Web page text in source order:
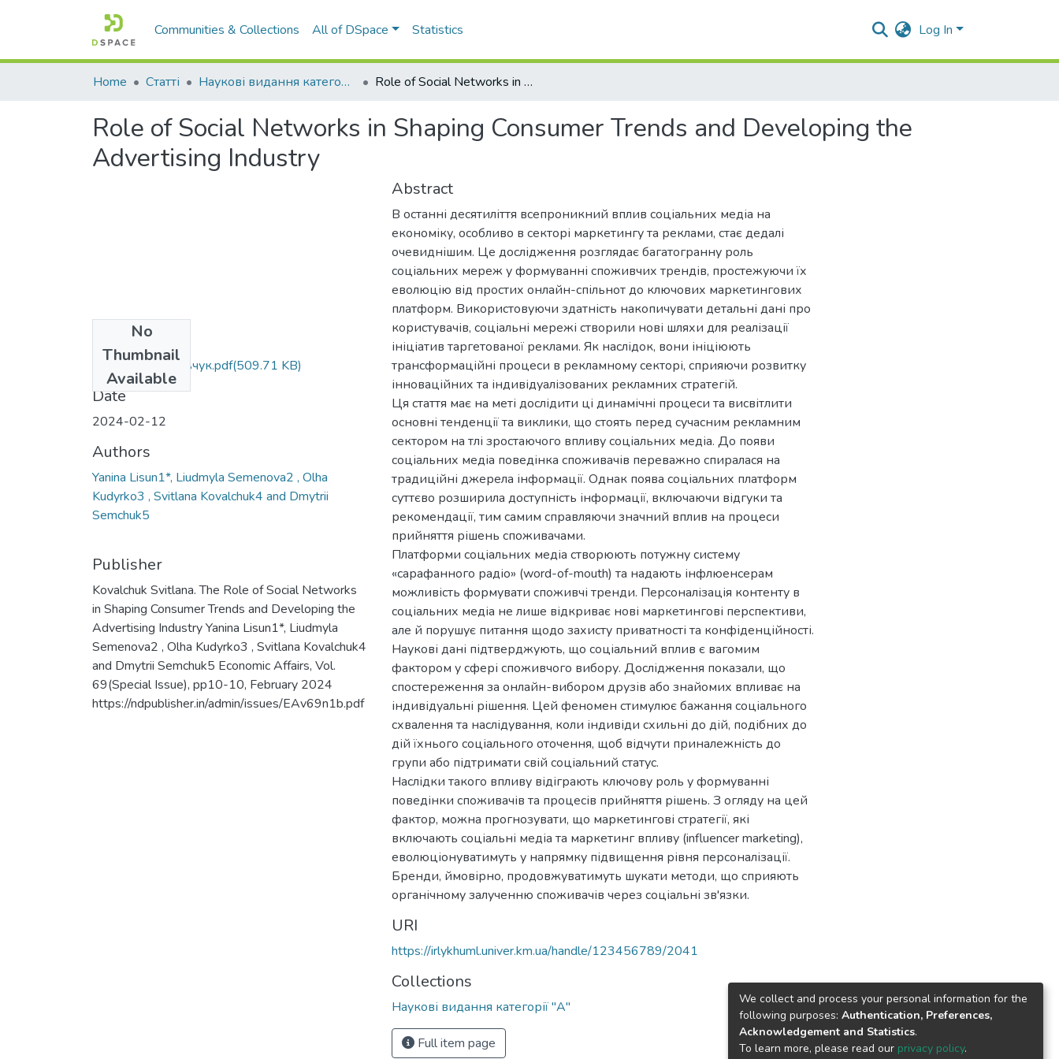
Communities & Collections All of DSpace Statistics Log In
Home Статті Наукові видання категорії "А" Role of Social Networks in Shaping Consumer Trends and Developing the Advertising Industry
Role of Social Networks in Shaping Consumer Trends and Developing the
Advertising Industry
No
Thumbnail
Available
Стаття_3_Ковальчук.pdf(509.71 KB)
Date
2024-02-12
Authors
Yanina Lisun1*, Liudmyla Semenova2 , Olha
Kudyrko3 , Svitlana Kovalchuk4 and Dmytrii
Semchuk5
Publisher
Kovalchuk Svitlana. The Role of Social Networks
in Shaping Consumer Trends and Developing the
Advertising Industry Yanina Lisun1*, Liudmyla
Semenova2 , Olha Kudyrko3 , Svitlana Kovalchuk4
and Dmytrii Semchuk5 Economic Affairs, Vol.
69(Special Issue), pp10-10, February 2024
https://ndpublisher.in/admin/issues/EAv69n1b.pdf
Abstract
В останні десятиліття всепроникний вплив соціальних медіа на
економіку, особливо в секторі маркетингу та реклами, стає дедалі
очевиднішим. Це дослідження розглядає багатогранну роль
соціальних мереж у формуванні споживчих трендів, простежуючи їх
еволюцію від простих онлайн-спільнот до ключових маркетингових
платформ. Використовуючи здатність накопичувати детальні дані про
користувачів, соціальні мережі створили нові шляхи для реалізації
ініціатив таргетованої реклами. Як наслідок, вони ініціюють
трансформаційні процеси в рекламному секторі, сприяючи розвитку
інноваційних та індивідуалізованих рекламних стратегій.
Ця стаття має на меті дослідити ці динамічні процеси та висвітлити
основні тенденції та виклики, що стоять перед сучасним рекламним
сектором на тлі зростаючого впливу соціальних медіа. До появи
соціальних медіа поведінка споживачів переважно спиралася на
традиційні джерела інформації. Однак поява соціальних платформ
суттєво розширила доступність інформації, включаючи відгуки та
рекомендації, тим самим справляючи значний вплив на процеси
прийняття рішень споживачами.
Платформи соціальних медіа створюють потужну систему
«сарафанного радіо» (word-of-mouth) та надають інфлюенсерам
можливість формувати споживчі тренди. Персоналізація контенту в
соціальних медіа не лише відкриває нові маркетингові перспективи,
але й порушує питання щодо захисту приватності та конфіденційності.
Наукові дані підтверджують, що соціальний вплив є вагомим
фактором у сфері споживчого вибору. Дослідження показали, що
спостереження за онлайн-вибором друзів або знайомих впливає на
індивідуальні рішення. Цей феномен стимулює бажання соціального
схвалення та наслідування, коли індивіди схильні до дій, подібних до
дій їхнього соціального оточення, щоб відчути приналежність до
групи або підтримати свій соціальний статус.
Наслідки такого впливу відіграють ключову роль у формуванні
поведінки споживачів та процесів прийняття рішень. З огляду на цей
фактор, можна прогнозувати, що маркетингові стратегії, які
включають соціальні медіа та маркетинг впливу (influencer marketing),
еволюціонуватимуть у напрямку підвищення рівня персоналізації.
Бренди, ймовірно, продовжуватимуть шукати методи, що сприяють
органічному залученню споживачів через соціальні зв'язки.
URI
https://irlykhuml.univer.km.ua/handle/123456789/2041
Collections
Наукові видання категорії "А"
Full item page
We collect and process your personal information for the
following purposes: Authentication, Preferences,
Acknowledgement and Statistics.
To learn more, please read our privacy policy.